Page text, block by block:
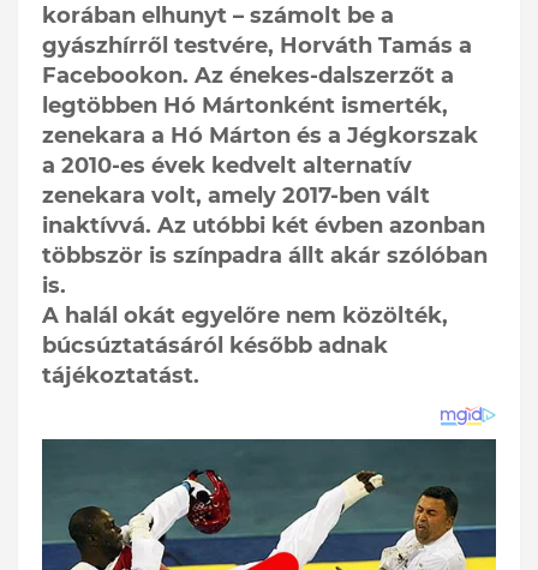
korában elhunyt – számolt be a
gyászhírről testvére, Horváth Tamás a
Facebookon. Az énekes-dalszerzőt a
legtöbben Hó Mártonként ismerték,
zenekara a Hó Márton és a Jégkorszak
a 2010-es évek kedvelt alternatív
zenekara volt, amely 2017-ben vált
inaktívvá. Az utóbbi két évben azonban
többször is színpadra állt akár szólóban
is.
A halál okát egyelőre nem közölték,
búcsúztatásáról később adnak
tájékoztatást.